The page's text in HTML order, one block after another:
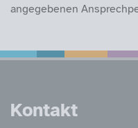
angegebenen
Service
Kontakt